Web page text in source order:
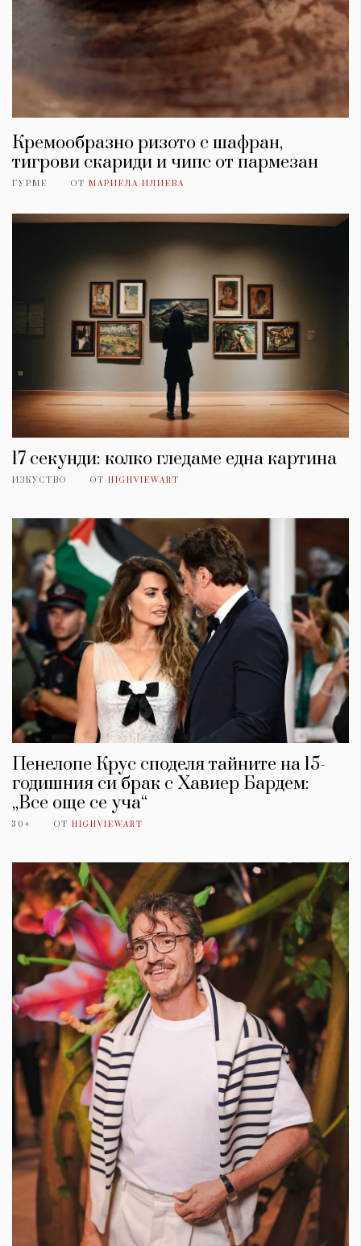
Кремообразно ризото с шафран,
тигрови скариди и чипс от пармезан
ГУРМЕ ОТ МАРИЕЛА ИЛИЕВА
17 секунди: колко гледаме една картина
ИЗКУСТВО ОТ HIGHVIEWART
Пенелопе Крус споделя тайните на 15-
годишния си брак с Хавиер Бардем:
„Все още се уча“
30+ ОТ HIGHVIEWART